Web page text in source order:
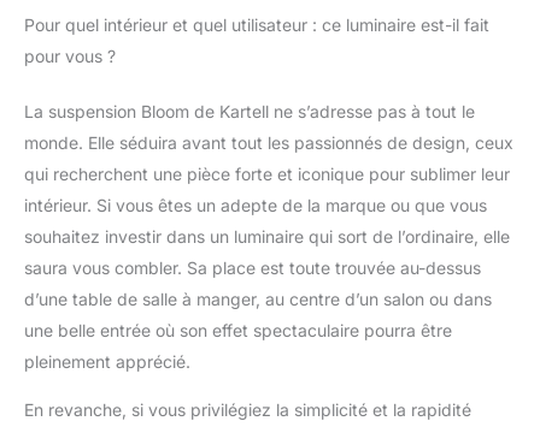
Pour quel intérieur et quel utilisateur : ce luminaire est-il fait
pour vous ?
La suspension Bloom de Kartell ne s’adresse pas à tout le
monde. Elle séduira avant tout les passionnés de design, ceux
qui recherchent une pièce forte et iconique pour sublimer leur
intérieur. Si vous êtes un adepte de la marque ou que vous
souhaitez investir dans un luminaire qui sort de l’ordinaire, elle
saura vous combler. Sa place est toute trouvée au-dessus
d’une table de salle à manger, au centre d’un salon ou dans
une belle entrée où son effet spectaculaire pourra être
pleinement apprécié.
En revanche, si vous privilégiez la simplicité et la rapidité